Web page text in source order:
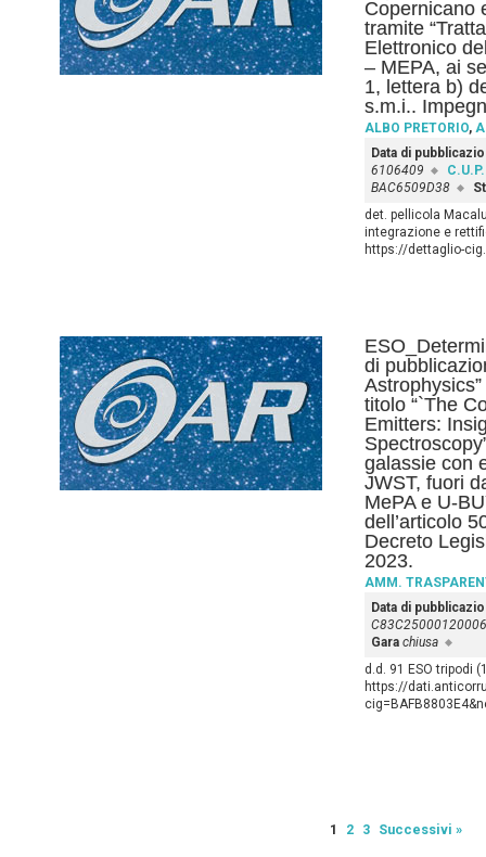
Copernicano
tramite
Elettronico
– MEPA, ai
1, lettera b)
s.m.i..
ALBO PRETORIO,
Data di
6106409
C.U.P.
BAC6509D38
det. pellicola
integrazione e
https://dettaglio-
di
titolo “`The
Emitters:
galassie con
JWST, fuori
MePA e U-
dell’articolo
Decreto
2023.
AMM.
Data di
C83C25000120006
Gara chiusa
d.d. 91 ESO tripodi
https://
1 2 3 Successivi »